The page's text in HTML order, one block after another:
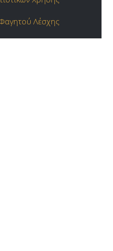
Λέσχης